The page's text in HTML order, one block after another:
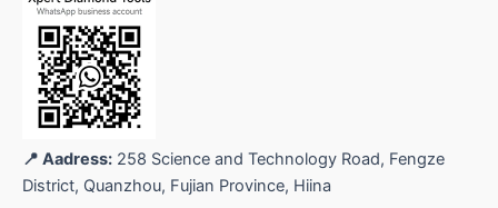
📍 Aadress: 258 Science and Technology Road, Fengze
District, Quanzhou, Fujian Province, Hiina